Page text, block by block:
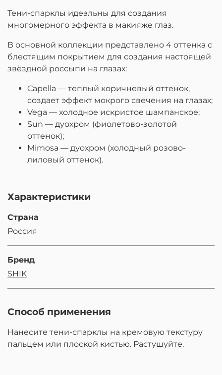
Тени-спарклы идеальны для создания
многомерного эффекта в макияже глаз.
В основной коллекции представлено 4 оттенка с
блестящим покрытием для создания настоящей
звёздной россыпи на глазах:
Capella — теплый коричневый оттенок,
создает эффект мокрого свечения на глазах;
Vega — холодное искристое шампанское;
Sun — дуохром (фиолетово-золотой
оттенок);
Mimosa — дуохром (холодный розово-
лиловый оттенок).
Характеристики
Страна
Россия
Бренд
SHIK
Способ применения
Нанесите тени-спарклы на кремовую текстуру
пальцем или плоской кистью. Растушуйте.